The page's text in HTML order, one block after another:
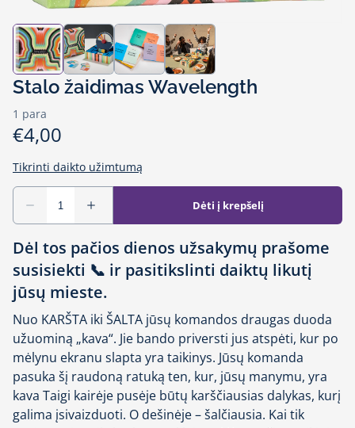
Stalo žaidimas Wavelength
Dėl tos pačios dienos užsakymų prašome
susisiekti 📞 ir pasitikslinti daiktų likutį
jūsų mieste.
Nuo KARŠTA iki ŠALTA jūsų komandos draugas duoda
užuominą „kava“. Jie bando priversti jus atspėti, kur po
mėlynu ekranu slapta yra taikinys. Jūsų komanda
pasuka šį raudoną ratuką ten, kur, jūsų manymu, yra
kava Taigi kairėje pusėje būtų karščiausias dalykas, kurį
galima įsivaizduoti. O dešinėje – šalčiausia. Kai tik